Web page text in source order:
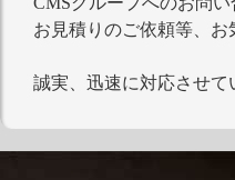
お見積りのご依頼等、お
誠実、迅速に対応させて